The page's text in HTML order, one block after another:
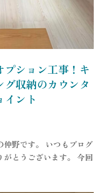
ション工事！キ
グ収納のカウンタ
イント
仲野です。 いつもブログ
がとうございます。 今回